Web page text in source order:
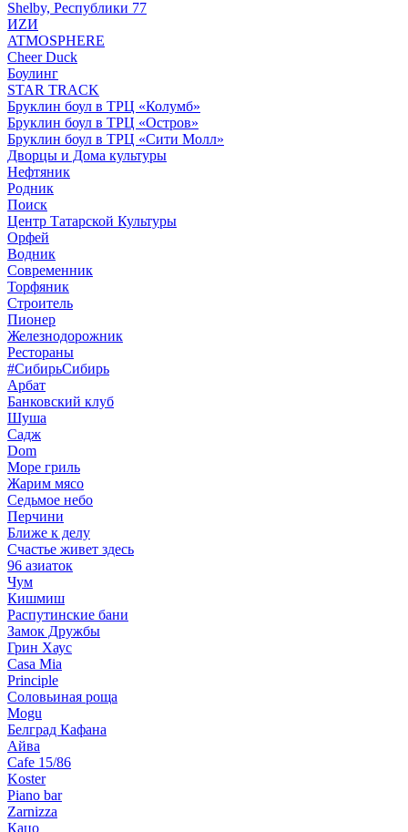
Shelby, Республики 77
ИZИ
ATMOSPHERE
Cheer Duck
Боулинг
STAR TRACK
Бруклин боул в ТРЦ «Колумб»
Бруклин боул в ТРЦ «Остров»
Бруклин боул в ТРЦ «Сити Молл»
Дворцы и Дома культуры
Нефтяник
Родник
Поиск
Центр Татарской Культуры
Орфей
Водник
Современник
Торфяник
Строитель
Пионер
Железнодорожник
Рестораны
#СибирьСибирь
Арбат
Банковский клуб
Шуша
Садж
Dom
Море гриль
Жарим мясо
Седьмое небо
Перчини
Ближе к делу
Счастье живет здесь
96 азиаток
Чум
Кишмиш
Распутинские бани
Замок Дружбы
Грин Хаус
Casa Mia
Principle
Соловьиная роща
Mogu
Белград Кафана
Айва
Cafe 15/86
Koster
Piano bar
Zarnizza
Кацо